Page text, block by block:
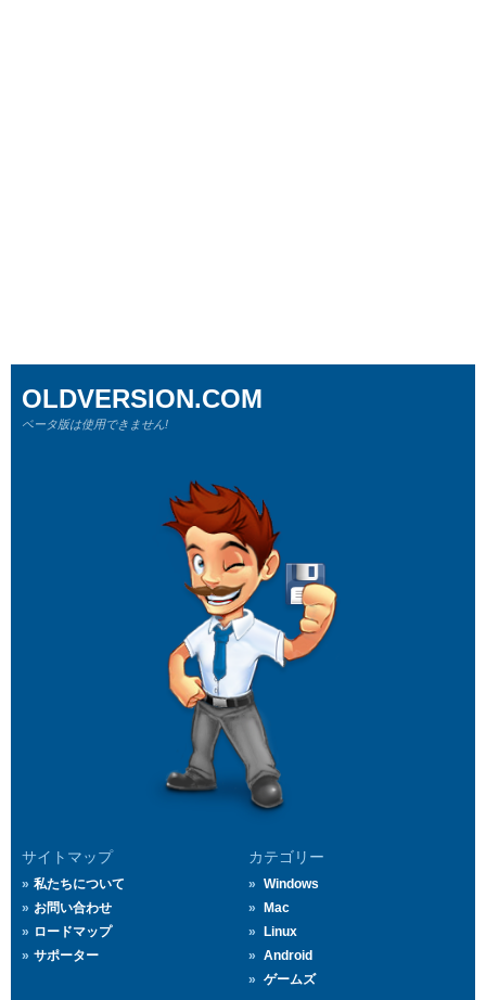
サイトマップ
私たちについて
お問い合わせ
ロードマップ
サポーター
カテゴリー
Windows
Mac
Linux
Android
ゲームズ
OLDVERSION.COM
ベータ版は使用できません!